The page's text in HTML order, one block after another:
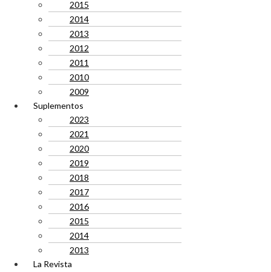
2015
2014
2013
2012
2011
2010
2009
Suplementos
2023
2021
2020
2019
2018
2017
2016
2015
2014
2013
La Revista